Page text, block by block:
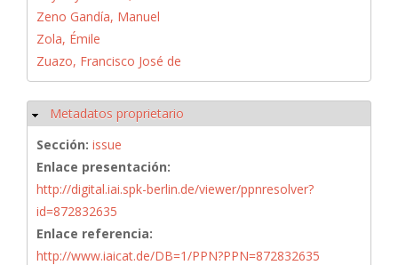
Zeno Gandía, Manuel
Zola, Émile
Zuazo, Francisco José de
Ocultar
Metadatos proprietario
Sección: issue
Enlace presentación:
http://digital.iai.spk-berlin.de/viewer/ppnresolver?
id=872832635
Enlace referencia:
http://www.iaicat.de/DB=1/PPN?PPN=872832635